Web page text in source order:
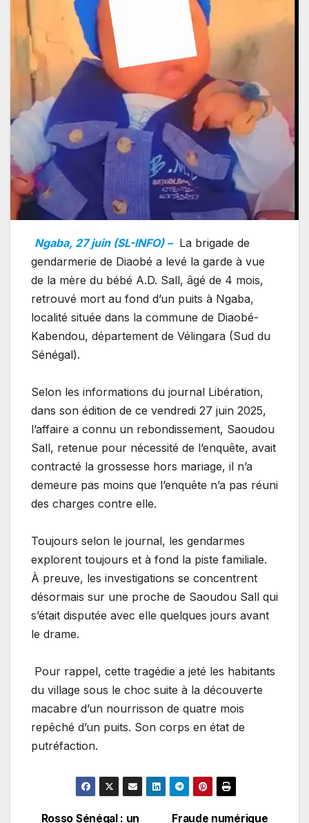
Ngaba, 27 juin (SL-INFO) – La brigade de
gendarmerie de Diaobé a levé la garde à vue
de la mère du bébé A.D. Sall, âgé de 4 mois,
retrouvé mort au fond d’un puits à Ngaba,
localité située dans la commune de Diaobé-
Kabendou, département de Vélingara (Sud du
Sénégal).
Selon les informations du journal Libération,
dans son édition de ce vendredi 27 juin 2025,
l’affaire a connu un rebondissement, Saoudou
Sall, retenue pour nécessité de l’enquête, avait
contracté la grossesse hors mariage, il n’a
demeure pas moins que l’enquête n’a pas réuni
des charges contre elle.
Toujours selon le journal, les gendarmes
explorent toujours et à fond la piste familiale.
À preuve, les investigations se concentrent
désormais sur une proche de Saoudou Sall qui
s’était disputée avec elle quelques jours avant
le drame.
Pour rappel, cette tragédie a jeté les habitants
du village sous le choc suite à la découverte
macabre d’un nourrisson de quatre mois
repêché d’un puits. Son corps en état de
putréfaction.
Fraude numérique
Rosso Sénégal : un